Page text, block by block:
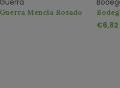
Mencia Rosado
€6,82